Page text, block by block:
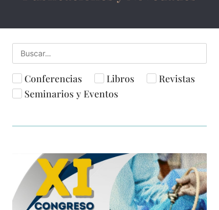
Conferencias Libros
Revistas
Seminarios y Eventos